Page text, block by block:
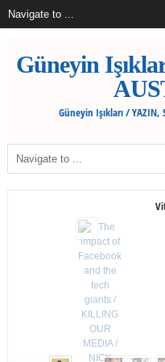
Güneyin
Güneyin Işıkları / YAZIN,